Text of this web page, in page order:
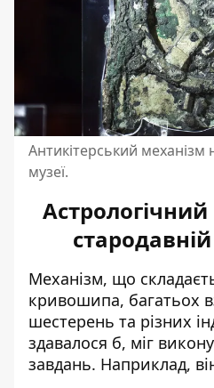
Антикітерський механізм
музеї.
Механізм, що
кривошипа, багатьох
шестерень та різних
здавалося б, міг
завдань. Наприклад,